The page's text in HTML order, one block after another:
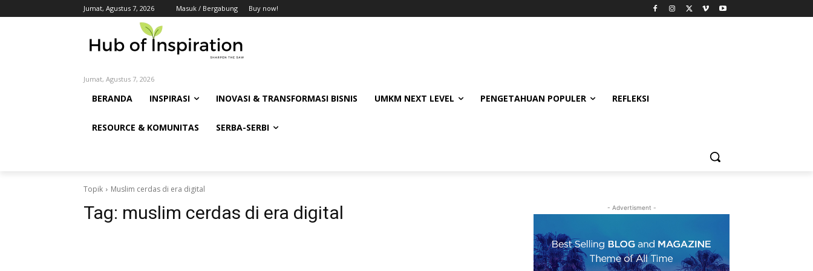
Jumat, Agustus 7, 2026 Masuk / Bergabung Buy now!
Jumat, Agustus 7, 2026
BERANDA INSPIRASI INOVASI & TRANSFORMASI BISNIS UMKM NEXT LEVEL PENGETAHUAN POPULER REFLEKSI
RESOURCE & KOMUNITAS SERBA-SERBI
Topik Muslim cerdas di era digital
Tag: muslim cerdas di era digital - Advertisment -